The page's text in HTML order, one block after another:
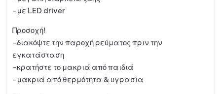
-με LED driver
Προσοχή!
-διακόψτε την παροχή ρεύματος πριν την
εγκατάσταση
-κρατήστε το μακριά από παιδιά
-μακριά από θερμότητα & υγρασία